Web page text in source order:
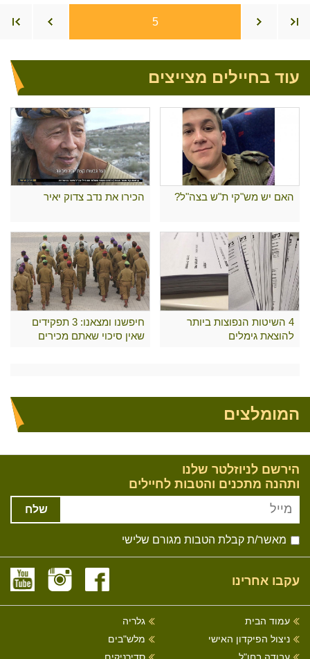
5
עוד בחיילים מצייצים
האם יש מש"קי ת"ש בצה"ל? הכירו את נדב צדוק יאיר
4 השיטות הנפוצות ביותר
להוצאת גימלים
חיפשנו ומצאנו: 3 תפקידים
שאין סיכוי שאתם מכירים
המומלצים
הירשם לניוזלטר שלנו
ותהנה מתכנים והטבות לחיילים
שלח
מאשר/ת קבלת הטבות מגורם שלישי
עקבו אחרינו
עמוד הבית
ניצול הפיקדון האישי
עבודה בחו"ל
גלריה
מלש"בים
סדירניקים